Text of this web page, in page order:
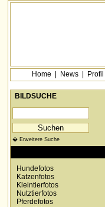
Home News Profil
BILDSUCHE
� Erweitere Suche
Hundefotos
Katzenfotos
Kleintierfotos
Nutztierfotos
Pferdefotos